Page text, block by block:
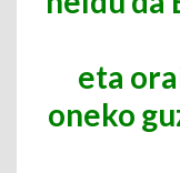
eta
oneko